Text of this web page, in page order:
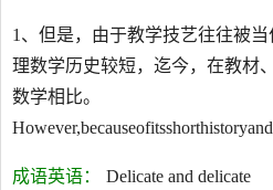
1、但是，由于教学技艺往往被
理数学历史较短，迄今，在教材
数学相比。
成语英语： Delicate and delicate